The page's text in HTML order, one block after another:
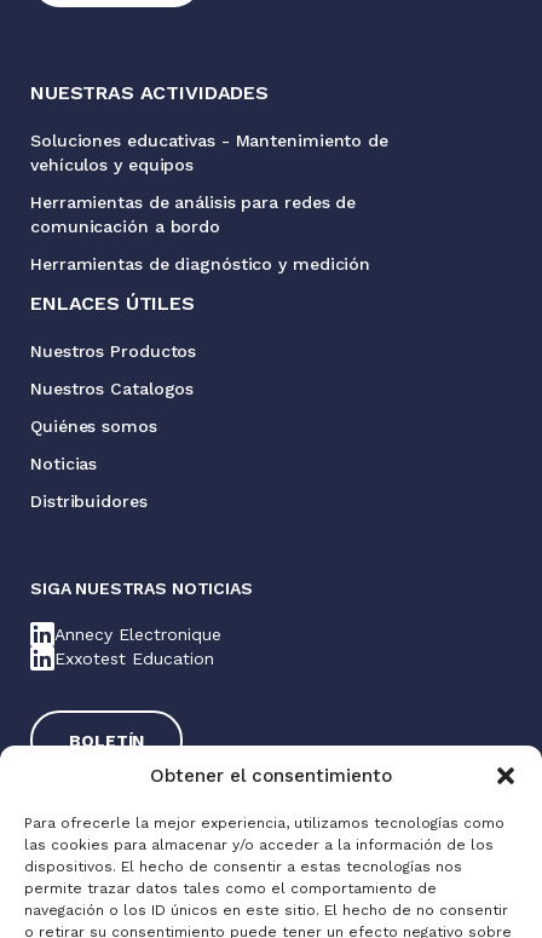
Obtener el consentimiento
Para ofrecerle la mejor experiencia, utilizamos tecnologías como
las cookies para almacenar y/o acceder a la información de los
dispositivos. El hecho de consentir a estas tecnologías nos
permite trazar datos tales como el comportamiento de
navegación o los ID únicos en este sitio. El hecho de no consentir
o retirar su consentimiento puede tener un efecto negativo sobre
NUESTRAS ACTIVIDADES
Soluciones educativas - Mantenimiento de
vehículos y equipos
Herramientas de análisis para redes de
comunicación a bordo
Herramientas de diagnóstico y medición
ENLACES ÚTILES
Nuestros Productos
Nuestros Catalogos
Quiénes somos
Noticias
Distribuidores
SIGA NUESTRAS NOTICIAS
Annecy Electronique
Exxotest Education
BOLETÍN